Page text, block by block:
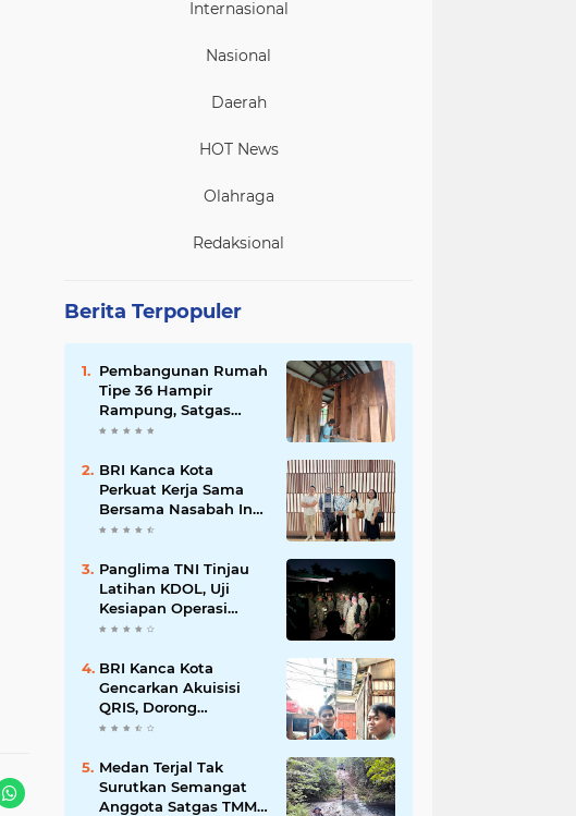
dalam memperkuat
33.244.408 penerima
Internasional
Nasional
Daerah
HOT News
Olahraga
Redaksional
Berita Terpopuler
Pembangunan Rumah
Tipe 36 Hampir
Rampung, Satgas
TMMD Ke-129 Kodim
Wujudkan Hunian
Layak bagi Warga
BRI Kanca Kota
Perkuat Kerja Sama
Bersama Nasabah Inti,
Dorong Pertumbuhan
Panglima TNI Tinjau
Latihan KDOL, Uji
Kesiapan Operasi
Lintas Udara dalam
TNI 2026
BRI Kanca Kota
Gencarkan Akuisisi
QRIS, Dorong
Digitalisasi Transaksi
Medan Terjal Tak
Surutkan Semangat
Anggota Satgas TMMD